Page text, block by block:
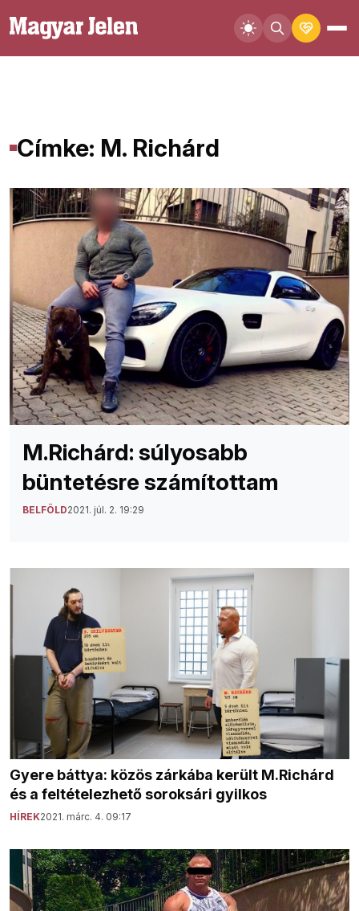
Címke: M. Richárd
M.Richárd: súlyosabb
büntetésre számítottam
BELFÖLD2021. júl. 2. 19:29
Gyere báttya: közös zárkába került M.Richárd
és a feltételezhető soroksári gyilkos
HÍREK2021. márc. 4. 09:17